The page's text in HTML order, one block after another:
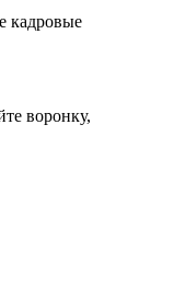
кадровые
воронку,